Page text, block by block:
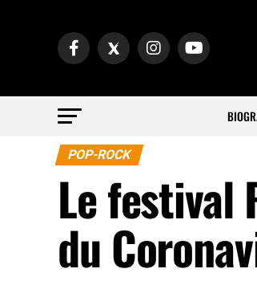
POP-ROCK
Le festival
du